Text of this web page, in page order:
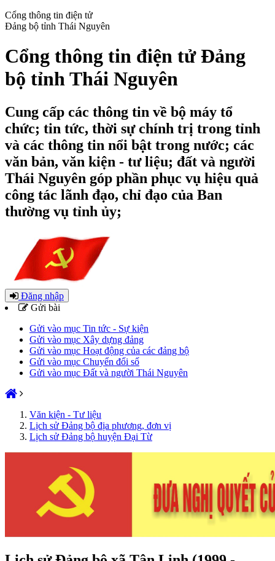
Cổng thông tin điện tử
Đảng bộ tỉnh Thái Nguyên
Cổng thông tin điện tử Đảng
bộ tỉnh Thái Nguyên
Cung cấp các thông tin về bộ máy tổ
chức; tin tức, thời sự chính trị trong tỉnh
và các thông tin nổi bật trong nước; các
văn bản, văn kiện - tư liệu; đất và người
Thái Nguyên góp phần phục vụ hiệu quả
công tác lãnh đạo, chỉ đạo của Ban
thường vụ tỉnh ủy;
Đăng nhập
Gửi bài
Gửi vào mục Tin tức - Sự kiện
Gửi vào mục Xây dựng đảng
Gửi vào mục Hoạt động của các đảng bộ
Gửi vào mục Chuyển đổi số
Gửi vào mục Đất và người Thái Nguyên
Văn kiện - Tư liệu
Lịch sử Đảng bộ địa phương, đơn vị
Lịch sử Đảng bộ huyện Đại Từ